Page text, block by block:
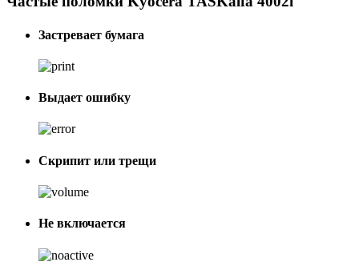
Застревает бумага
Выдает ошибку
Скрипит или трещи
Не включается